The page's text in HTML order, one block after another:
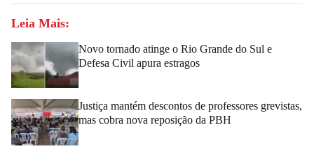
Leia Mais:
Novo tornado atinge o Rio Grande do Sul e
Defesa Civil apura estragos
Justiça mantém descontos de professores grevistas,
mas cobra nova reposição da PBH